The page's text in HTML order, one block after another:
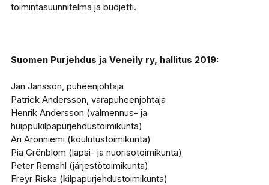
toimintasuunnitelma ja budjetti.
Suomen Purjehdus ja Veneily ry, hallitus 2019:
Jan Jansson, puheenjohtaja
Patrick Andersson, varapuheenjohtaja
Henrik Andersson (valmennus- ja
huippukilpapurjehdustoimikunta)
Ari Aronniemi (koulutustoimikunta)
Pia Grönblom (lapsi- ja nuorisotoimikunta)
Peter Remahl (järjestötoimikunta)
Freyr Riska (kilpapurjehdustoimikunta)